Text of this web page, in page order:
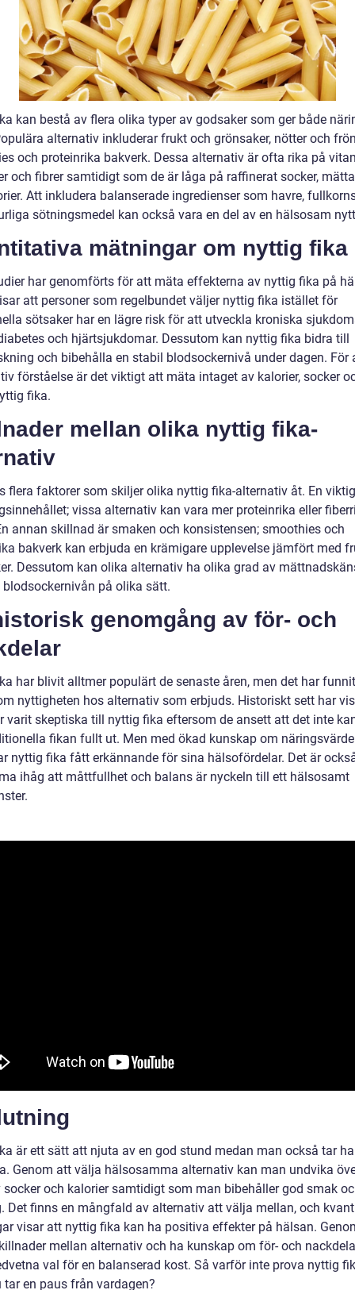
kan bestå av flera olika typer av godsaker som ger både
alternativ inkluderar frukt och grönsaker, nötter och
och proteinrika bakverk. Dessa alternativ är ofta rika på
och fibrer samtidigt som de är låga på raffinerat socker,
Att inkludera balanserade ingredienser som havre,
sötningsmedel kan också vara en del av en hälsosam
mätningar om nyttig fika
har genomförts för att mäta effekterna av nyttig fika på
att personer som regelbundet väljer nyttig fika istället för
sötsaker har en lägre risk för att utveckla kroniska
och hjärtsjukdomar. Dessutom kan nyttig fika bidra till
och bibehålla en stabil blodsockernivå under dagen. För
förståelse är det viktigt att mäta intaget av kalorier, socker
fika.
mellan olika nyttig fika-
flera faktorer som skiljer olika nyttig fika-alternativ åt. En
vissa alternativ kan vara mer proteinrika eller
annan skillnad är smaken och konsistensen; smoothies och
bakverk kan erbjuda en krämigare upplevelse jämfört med
Dessutom kan olika alternativ ha olika grad av
blodsockernivån på olika sätt.
genomgång av för- och
har blivit alltmer populärt de senaste åren, men det har
nyttigheten hos alternativ som erbjuds. Historiskt sett har
varit skeptiska till nyttig fika eftersom de ansett att det inte
fikan fullt ut. Men med ökad kunskap om
nyttig fika fått erkännande för sina hälsofördelar. Det är
ihåg att måttfullhet och balans är nyckeln till ett hälsosamt
är ett sätt att njuta av en god stund medan man också tar
Genom att välja hälsosamma alternativ kan man undvika
socker och kalorier samtidigt som man bibehåller god smak
Det finns en mångfald av alternativ att välja mellan, och
visar att nyttig fika kan ha positiva effekter på hälsan.
mellan alternativ och ha kunskap om för- och
val för en balanserad kost. Så varför inte prova nyttig
tar en paus från vardagen?